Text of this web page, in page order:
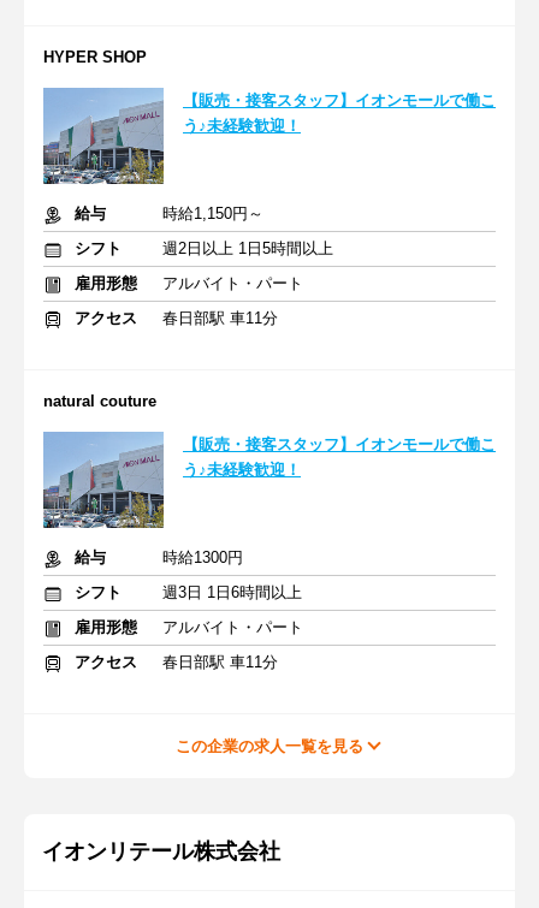
HYPER SHOP
【販売・接客スタッフ】イオンモールで働こ
う♪未経験歓迎！
給与
時給1,150円～
シフト
週2日以上 1日5時間以上
雇用形態
アルバイト・パート
アクセス
春日部駅 車11分
natural couture
【販売・接客スタッフ】イオンモールで働こ
う♪未経験歓迎！
給与
時給1300円
シフト
週3日 1日6時間以上
雇用形態
アルバイト・パート
アクセス
春日部駅 車11分
この企業の求人一覧を見る
イオンリテール株式会社